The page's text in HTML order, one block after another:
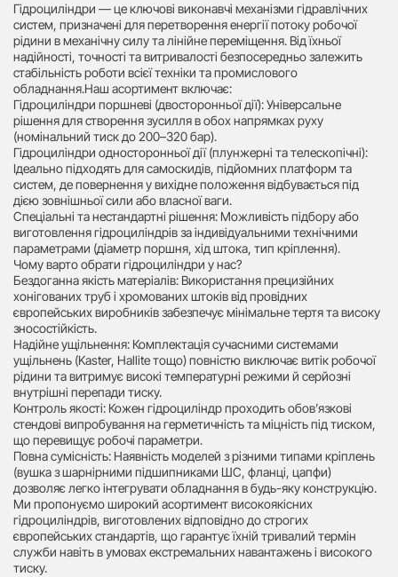
Гідроциліндри — це ключові виконавчі механізми гідравлічних
систем, призначені для перетворення енергії потоку робочої
рідини в механічну силу та лінійне переміщення. Від їхньої
надійності, точності та витривалості безпосередньо залежить
стабільність роботи всієї техніки та промислового
обладнання.Наш асортимент включає:
Гідроциліндри поршневі (двосторонньої дії): Універсальне
рішення для створення зусилля в обох напрямках руху
(номінальний тиск до 200–320 бар).
Гідроциліндри односторонньої дії (плунжерні та телескопічні):
Ідеально підходять для самоскидів, підйомних платформ та
систем, де повернення у вихідне положення відбувається під
дією зовнішньої сили або власної ваги.
Спеціальні та нестандартні рішення: Можливість підбору або
виготовлення гідроциліндрів за індивідуальними технічними
параметрами (діаметр поршня, хід штока, тип кріплення).
Чому варто обрати гідроциліндри у нас?
Бездоганна якість матеріалів: Використання прецизійних
хонігованих труб і хромованих штоків від провідних
європейських виробників забезпечує мінімальне тертя та високу
зносостійкість.
Надійне ущільнення: Комплектація сучасними системами
ущільнень (Kaster, Hallite тощо) повністю виключає витік робочої
рідини та витримує високі температурні режими й серйозні
внутрішні перепади тиску.
Контроль якості: Кожен гідроциліндр проходить обов’язкові
стендові випробування на герметичність та міцність під тиском,
що перевищує робочі параметри.
Повна сумісність: Наявність моделей з різними типами кріплень
(вушка з шарнірними підшипниками ШС, фланці, цапфи)
дозволяє легко інтегрувати обладнання в будь-яку конструкцію.
Ми пропонуємо широкий асортимент високоякісних
гідроциліндрів, виготовлених відповідно до строгих
європейських стандартів, що гарантує їхній тривалий термін
служби навіть в умовах екстремальних навантажень і високого
тиску.